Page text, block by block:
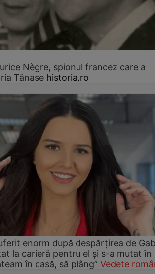
Nègre, spionul francez care a
Tănase historia.ro
enorm după despărțirea de
la carieră pentru el și s-a mutat în
în casă, să plâng” Vedete